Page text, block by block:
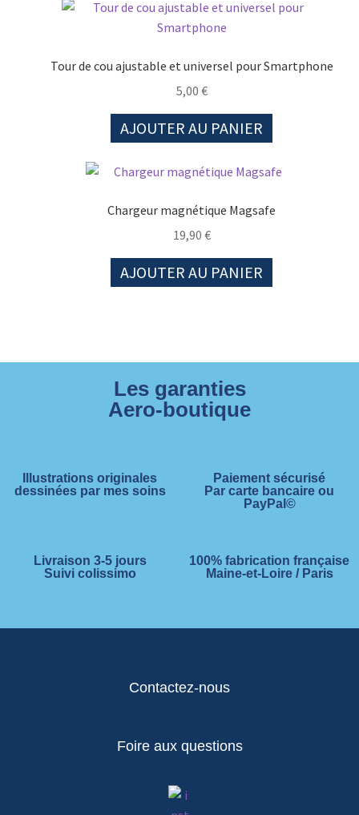
Tour de cou ajustable et universel pour Smartphone
5,00 €
AJOUTER AU PANIER
Chargeur magnétique Magsafe
19,90 €
AJOUTER AU PANIER
Les garanties
Aero-boutique
Illustrations originales
dessinées par mes soins
Paiement sécurisé
Par carte bancaire ou
PayPal©
Livraison 3-5 jours
Suivi colissimo
100% fabrication française
Maine-et-Loire / Paris
Contactez-nous
Foire aux questions